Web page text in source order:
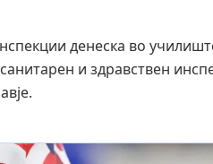
денеска во
и здравствен